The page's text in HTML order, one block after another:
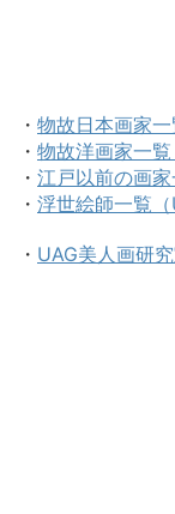
・ 物故日本画家一
・ 物故洋画家一覧
・ 江戸以前の画家
・ 浮世絵師一覧（
・ UAG美人画研